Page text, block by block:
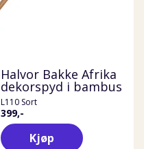
Halvor Bakke Afrika
dekorspyd i bambus
L110 Sort
399,-
Kjøp